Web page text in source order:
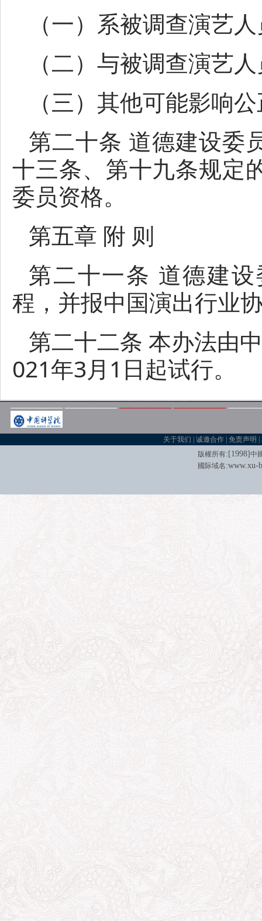
（一）系被调查演艺
（二）与被调查演艺
（三）其他可能影响
第二十条 道德建设委
十三条、第十九条规定
委员资格。
第五章 附 则
第二十一条 道德建
程，并报中国演出行业
第二十二条 本办法由
021年3月1日起试行。
关于我们 |诚邀合作 |免责声明 |
版權所有:[1998]中
國际域名 :www.xu-